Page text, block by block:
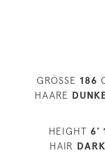
GRÖSSE 186
HAARE
HEIGHT 6'
HAIR